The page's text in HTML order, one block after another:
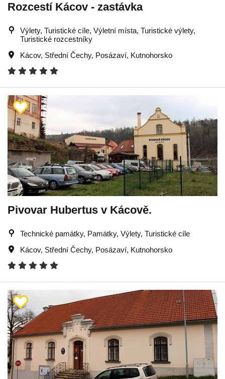
Rozcestí Kácov - zastávka
Výlety, Turistické cíle, Výletní místa, Turistické výlety,
Turistické rozcestníky
Kácov, Střední Čechy, Posázaví, Kutnohorsko
Pivovar Hubertus v Kácově.
Technické památky, Památky, Výlety, Turistické cíle
Kácov, Střední Čechy, Posázaví, Kutnohorsko